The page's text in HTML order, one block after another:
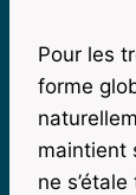
Pour les
forme
maintient
ne s’étale